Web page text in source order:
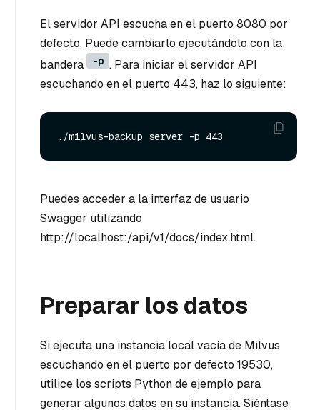
El servidor API escucha en el puerto 8080 por
defecto. Puede cambiarlo ejecutándolo con la
bandera
-p . Para iniciar el servidor API
escuchando en el puerto 443, haz lo siguiente:
Puedes acceder a la interfaz de usuario
Swagger utilizando
http://localhost:/api/v1/docs/index.html.
Preparar los datos
Si ejecuta una instancia local vacía de Milvus
escuchando en el puerto por defecto 19530,
utilice los scripts Python de ejemplo para
generar algunos datos en su instancia. Siéntase